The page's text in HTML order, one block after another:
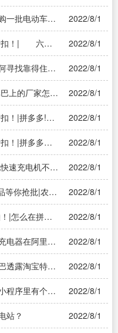
一批电动车充
2022/8/1
扣！| 六年
一木，运动场
亮的歌声……
2022/8/1
寻找靠得住的
误扰，有经验
2022/8/1
上的厂家怎么
2022/8/1
！|拼多多!上
2022/8/1
！|拼多多有
如何？
2022/8/1
速充电机不工
2022/8/1
等你抢批|农产
2022/8/1
|怎么在拼多
2022/8/1
电器在阿里巴
？
2022/8/1
透露淘宝特价
程序购物吗？
2022/8/1
程序里有个阿
回钱
2022/8/1
站？ 2022/8/1